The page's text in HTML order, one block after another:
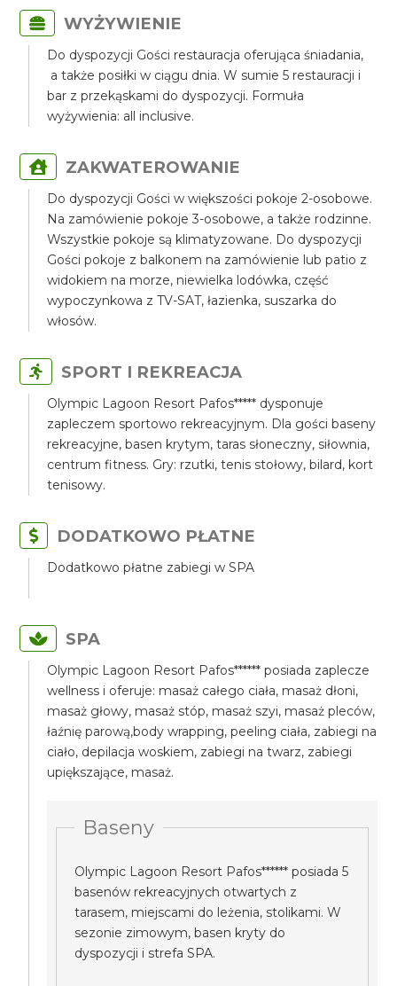
WYŻYWIENIE
Do dyspozycji Gości restauracja oferująca śniadania,
a także posiłki w ciągu dnia. W sumie 5 restauracji i
bar z przekąskami do dyspozycji. Formuła
wyżywienia: all inclusive.
ZAKWATEROWANIE
Do dyspozycji Gości w większości pokoje 2-osobowe.
Na zamówienie pokoje 3-osobowe, a także rodzinne.
Wszystkie pokoje są klimatyzowane. Do dyspozycji
Gości pokoje z balkonem na zamówienie lub patio z
widokiem na morze, niewielka lodówka, część
wypoczynkowa z TV-SAT, łazienka, suszarka do
włosów.
SPORT I REKREACJA
Olympic Lagoon Resort Pafos***** dysponuje
zapleczem sportowo rekreacyjnym. Dla gości baseny
rekreacyjne, basen krytym, taras słoneczny, siłownia,
centrum fitness. Gry: rzutki, tenis stołowy, bilard, kort
tenisowy.
DODATKOWO PŁATNE
Dodatkowo płatne zabiegi w SPA
SPA
Olympic Lagoon Resort Pafos****** posiada zaplecze
wellness i oferuje: masaż całego ciała, masaż dłoni,
masaż głowy, masaż stóp, masaż szyi, masaż pleców,
łaźnię parową,body wrapping, peeling ciała, zabiegi na
ciało, depilacja woskiem, zabiegi na twarz, zabiegi
upiększające, masaż.
Baseny
Olympic Lagoon Resort Pafos****** posiada 5
basenów rekreacyjnych otwartych z
tarasem, miejscami do leżenia, stolikami. W
sezonie zimowym, basen kryty do
dyspozycji i strefa SPA.